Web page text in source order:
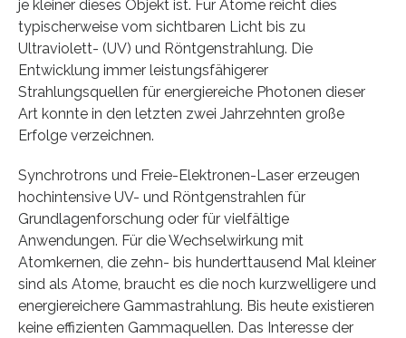
je kleiner dieses Objekt ist. Für Atome reicht dies
typischerweise vom sichtbaren Licht bis zu
Ultraviolett- (UV) und Röntgenstrahlung. Die
Entwicklung immer leistungsfähigerer
Strahlungsquellen für energiereiche Photonen dieser
Art konnte in den letzten zwei Jahrzehnten große
Erfolge verzeichnen.
Synchrotrons und Freie-Elektronen-Laser erzeugen
hochintensive UV- und Röntgenstrahlen für
Grundlagenforschung oder für vielfältige
Anwendungen. Für die Wechselwirkung mit
Atomkernen, die zehn- bis hunderttausend Mal kleiner
sind als Atome, braucht es die noch kurzwelligere und
energiereichere Gammastrahlung. Bis heute existieren
keine effizienten Gammaquellen. Das Interesse der